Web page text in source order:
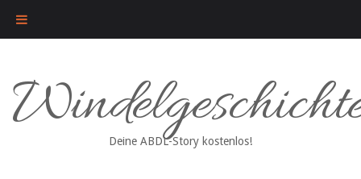
content
Deine ABDL-Story kostenlos!